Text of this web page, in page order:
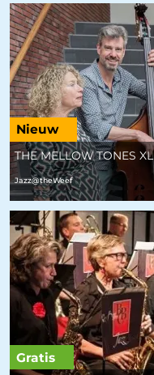
THE MELLOW TONES XL
Jazz@theWeef
Nieuw
Gratis